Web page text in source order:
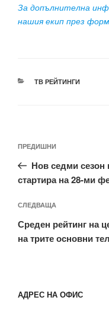
За допълнителна
нашия екип през
КАТЕГОРИИ
ТВ РЕЙТИНГИ
Предишна
публикация
ПРЕДИШНИ
Нов седми сезон
стартира на 28-ми
Следваща
публикация
СЛЕДВАЩА
Среден рейтинг на
на трите основни
АДРЕС НА ОФИС